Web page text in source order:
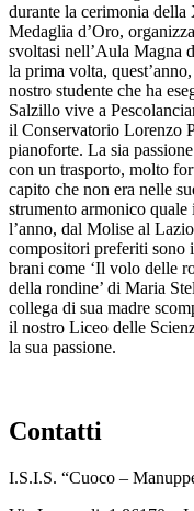
durante la cerimonia
Medaglia d’Oro,
svoltasi nell’Aula Magna
la prima volta,
nostro studente che ha
Salzillo vive a
il Conservatorio Lorenzo
pianoforte. La sia
con un trasporto, molto
capito che non era nelle
strumento armonico
l’anno, dal Molise al
compositori preferiti sono
brani come ‘Il volo delle
della rondine’ di Maria
collega di sua madre
il nostro Liceo delle
la sua passione.
contatti
I.S.I.S. “Cuoco –